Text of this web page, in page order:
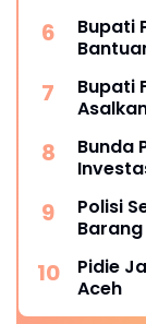
Bupati
Bupati
Bunda
Polisi
Pidie
Aceh